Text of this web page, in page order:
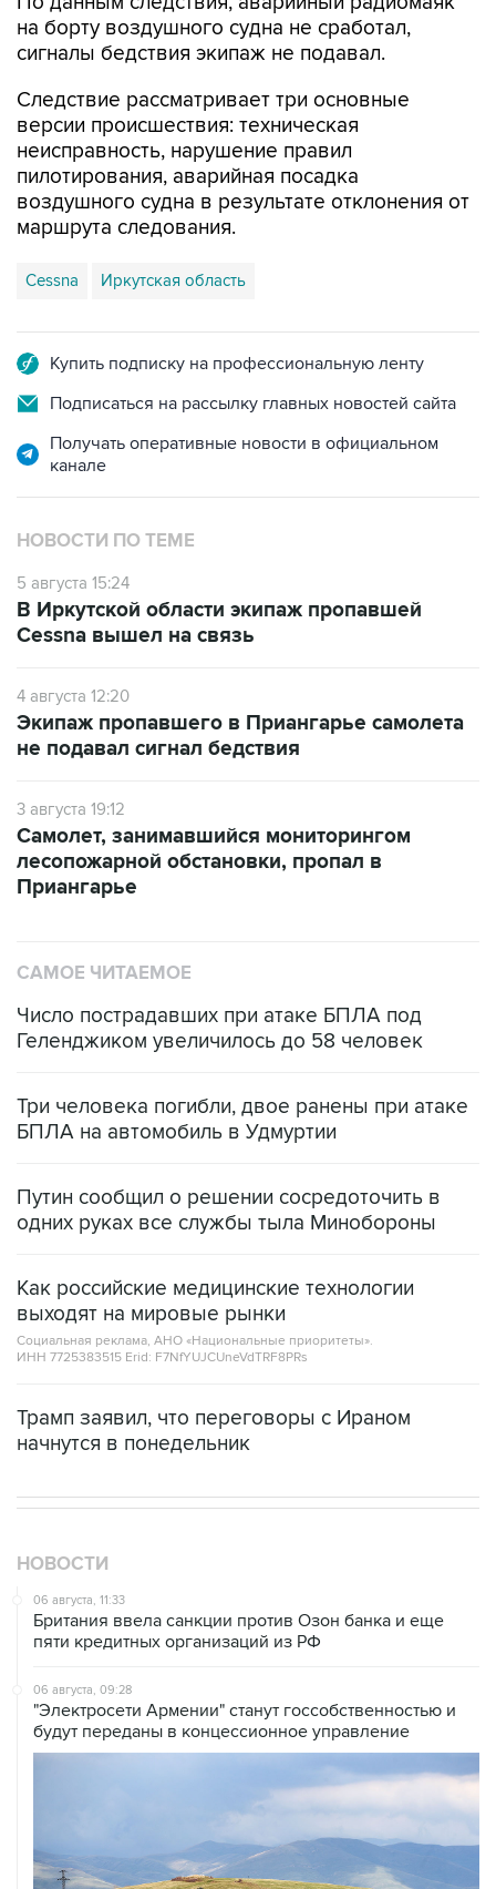
на борту воздушного судна не сработал,
сигналы бедствия экипаж не подавал.
Следствие рассматривает три основные
версии происшествия: техническая
неисправность, нарушение правил
пилотирования, аварийная посадка
воздушного судна в результате отклонения от
маршрута следования.
Cessna Иркутская область
Купить подписку на профессиональную ленту
Подписаться на рассылку главных новостей сайта
Получать оперативные новости в официальном
канале
НОВОСТИ ПО ТЕМЕ
5 августа 15:24
В Иркутской области экипаж пропавшей
Cessna вышел на связь
4 августа 12:20
Экипаж пропавшего в Приангарье самолета
не подавал сигнал бедствия
3 августа 19:12
Самолет, занимавшийся мониторингом
лесопожарной обстановки, пропал в
Приангарье
САМОЕ ЧИТАЕМОЕ
Число пострадавших при атаке БПЛА под
Геленджиком увеличилось до 58 человек
Три человека погибли, двое ранены при атаке
БПЛА на автомобиль в Удмуртии
Путин сообщил о решении сосредоточить в
одних руках все службы тыла Минобороны
Как российские медицинские технологии
выходят на мировые рынки
Социальная реклама, АНО «Национальные приоритеты».
ИНН 7725383515 Erid: F7NfYUJCUneVdTRF8PRs
Трамп заявил, что переговоры с Ираном
начнутся в понедельник
НОВОСТИ
06 августа, 11:33
Британия ввела санкции против Озон банка и еще
пяти кредитных организаций из РФ
06 августа, 09:28
"Электросети Армении" станут госсобственностью и
будут переданы в концессионное управление